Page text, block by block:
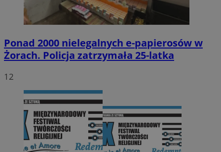
Ponad 2000 nielegalnych e-papierosów w
Żorach. Policja zatrzymała 25-latka
12